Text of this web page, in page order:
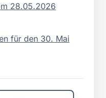
28.05.2026
für den 30. Mai